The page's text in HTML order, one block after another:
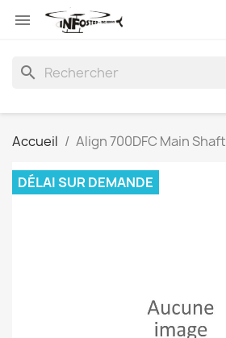

search
Accueil Align 700DFC Main Shaft
DÉLAI SUR DEMANDE